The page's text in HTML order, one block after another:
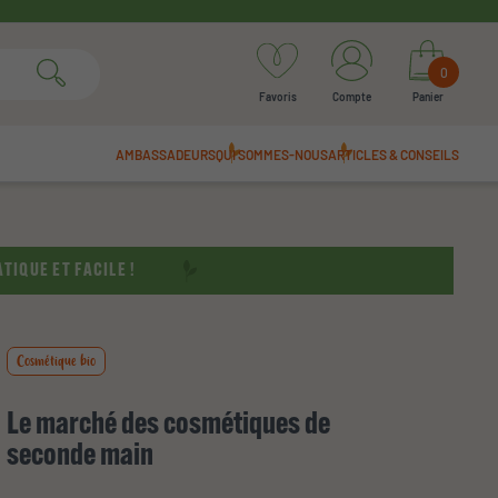
Favoris Compte
0
Panier
AMBASSADEURSQUI SOMMES-NOUSARTICLES & CONSEILS
ET FACILE !
Cosmétique bio
Le marché des cosmétiques de
seconde main